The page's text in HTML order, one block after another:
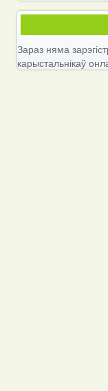
Зараз няма
карыстальнікаў